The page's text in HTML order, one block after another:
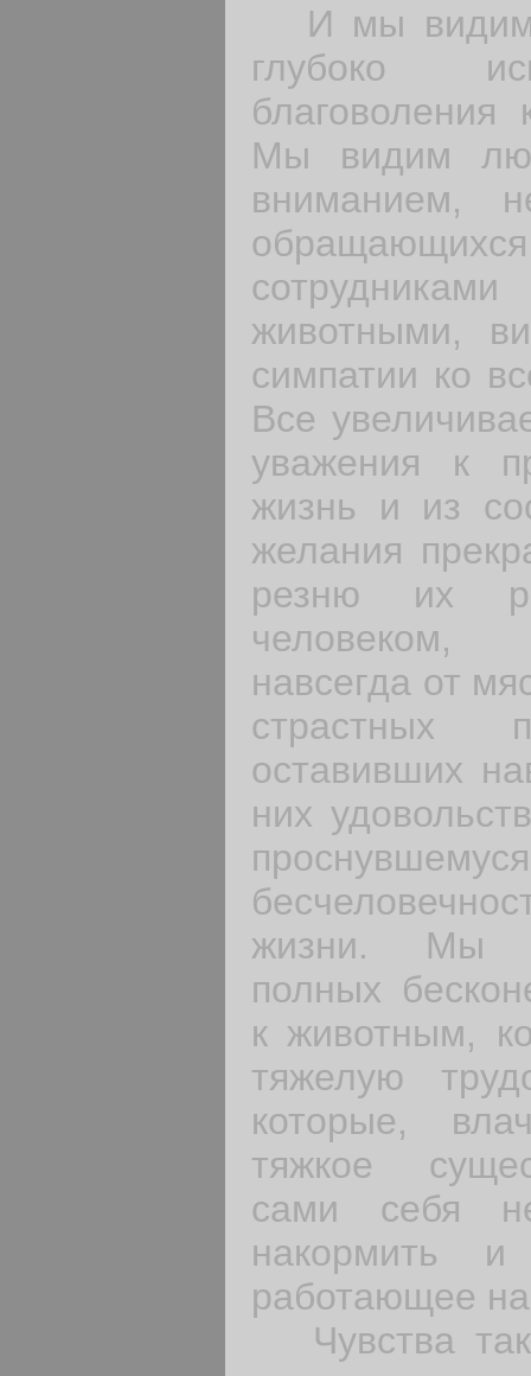
И мы видим
глубоко
Мы видим
вниманием,
животными,
симпатии ко
Все
уважения к
жизнь и из
желания
резню их
человеком,
навсегда от
страстных
оставивших
них
жизни. Мы
полных
к животным,
тяжелую
которые,
тяжкое
сами себя
накормить и
работающее
Чувства